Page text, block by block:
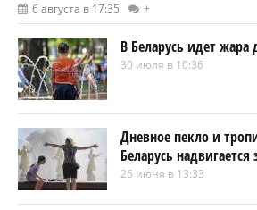
6 августа в 17:35 +
В Беларусь идет жара
30 июля в 10:36
Дневное пекло и
Беларусь
26 июня в 13:33